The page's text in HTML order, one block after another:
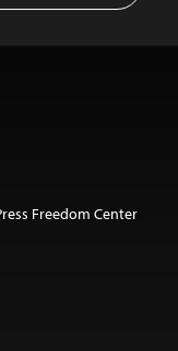
Freedom Center